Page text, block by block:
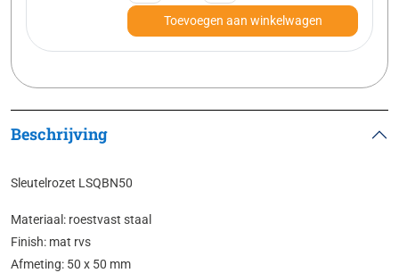
Toevoegen aan winkelwagen
Beschrijving
Sleutelrozet LSQBN50
Materiaal: roestvast staal
Finish: mat rvs
Afmeting: 50 x 50 mm